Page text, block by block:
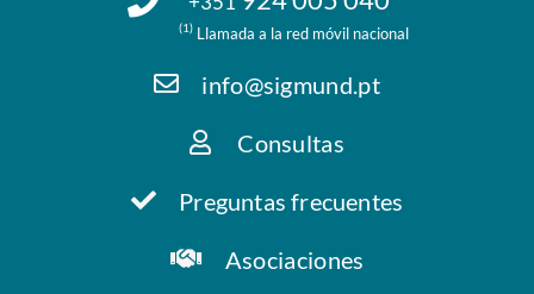
(1)Llamada a la red móvil nacional
info@sigmund.pt
Consultas
Preguntas frecuentes
Asociaciones